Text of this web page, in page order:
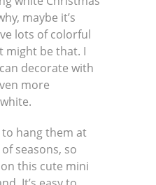
maybe it’s
lots of colorful
might be that. I
decorate with
more
to hang them at
seasons, so
this cute mini